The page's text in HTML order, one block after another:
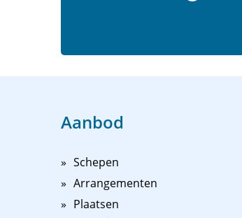
Aanbod
Schepen
Arrangementen
Plaatsen